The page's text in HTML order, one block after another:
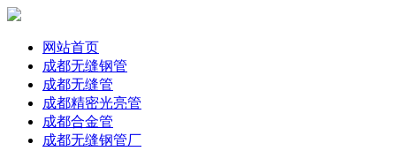
网站首页
成都无缝钢管
成都无缝管
成都精密光亮管
成都合金管
成都无缝钢管厂